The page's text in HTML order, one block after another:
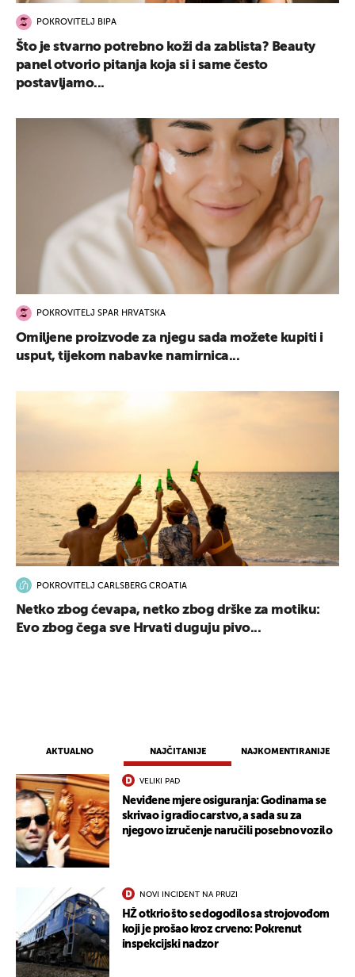
AKTUALNO NAJČITANIJE NAJKOMENTIRANIJE
VELIKI PAD
Neviđene mjere osiguranja: Godinama se
skrivao i gradio carstvo, a sada su za
njegovo izručenje naručili posebno vozilo
NOVI INCIDENT NA PRUZI
HŽ otkrio što se dogodilo sa strojovođom
koji je prošao kroz crveno: Pokrenut
inspekcijski nadzor
POKROVITELJ BIPA
Što je stvarno potrebno koži da zablista? Beauty
panel otvorio pitanja koja si i same često
postavljamo...
POKROVITELJ SPAR HRVATSKA
Omiljene proizvode za njegu sada možete kupiti i
usput, tijekom nabavke namirnica...
POKROVITELJ CARLSBERG CROATIA
Netko zbog ćevapa, netko zbog drške za motiku:
Evo zbog čega sve Hrvati duguju pivo...